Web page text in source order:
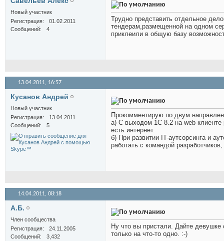
Новый участник
Регистрация
01.02.2011
Сообщений
4
Трудно представить отдельное
тендерам,размещенной на одном
приклеили в общую базу
13.04.2011, 16:57
Кусанов Андрей
Новый участник
Регистрация
13.04.2011
Сообщений
5
Прокомментирую по двум
а) С выходом 1С 8.2 на web-клиенте
есть интернет.
б) При развитии IT-аутсорсинга и
работать с командой
14.04.2011, 08:18
А.Б.
Член сообщества
Регистрация
24.11.2005
Сообщений
3,432
Ну что вы пристали. Дайте девушке
только на что-то одно. :-)